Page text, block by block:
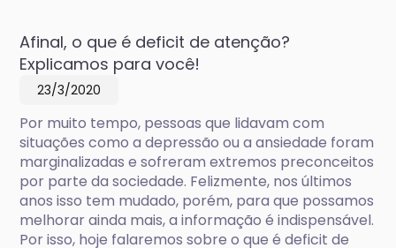
Afinal, o que é deficit de atenção?
Explicamos para você!
23/3/2020
Por muito tempo, pessoas que lidavam com
situações como a depressão ou a ansiedade foram
marginalizadas e sofreram extremos preconceitos
por parte da sociedade. Felizmente, nos últimos
anos isso tem mudado, porém, para que possamos
melhorar ainda mais, a informação é indispensável.
Por isso, hoje falaremos sobre o que é deficit de